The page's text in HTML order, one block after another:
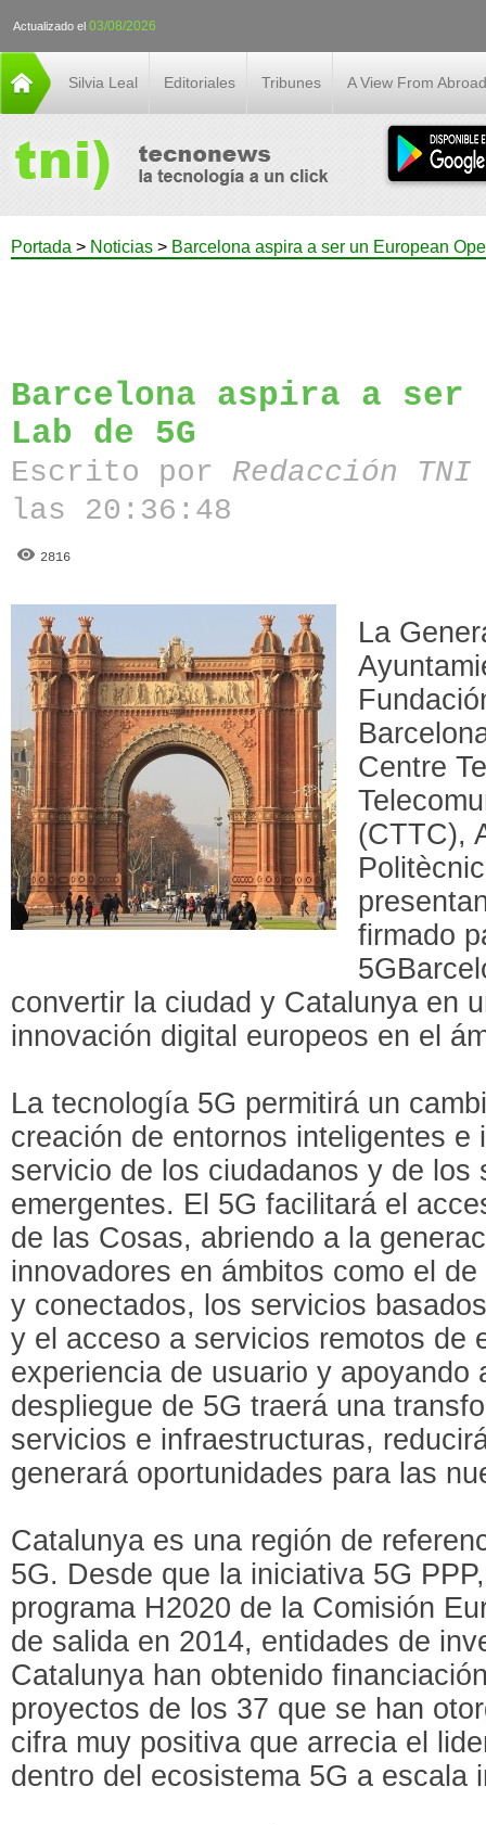
Actualizado el 03/08/2026
Silvia Leal Editoriales Tribunes A View From Abroad
Portada > Noticias > Barcelona aspira a ser un European
Barcelona aspira a ser
Lab de 5G
Escrito por Redacción
las 20:36:48
2816
La
Centre
(CTTC),
firmado
convertir la ciudad y Catalunya en
innovación digital europeos en el
La tecnología 5G permitirá un
creación de entornos inteligentes e
servicio de los ciudadanos y de los
emergentes. El 5G facilitará el
de las Cosas, abriendo a la
innovadores en ámbitos como el
y conectados, los servicios
y el acceso a servicios remotos de
experiencia de usuario y
despliegue de 5G traerá una
servicios e infraestructuras,
generará oportunidades para las
Catalunya es una región de
5G. Desde que la iniciativa 5G
programa H2020 de la Comisión
de salida en 2014, entidades de
Catalunya han obtenido
proyectos de los 37 que se han
cifra muy positiva que arrecia el
dentro del ecosistema 5G a escala